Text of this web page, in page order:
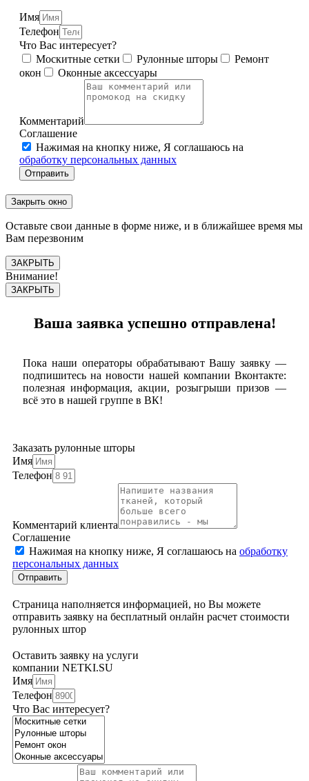
Имя
Телефон
Что Вас интересует?
Москитные сетки
Рулонные шторы
Ремонт
окон
Оконные аксессуары
Комментарий
Соглашение
Нажимая на кнопку ниже, Я соглашаюсь на
обработку персональных данных
Отправить
Закрыть окно
Оставьте свои данные в форме ниже, и в ближайшее время мы
Вам перезвоним
ЗАКРЫТЬ
Внимание!
ЗАКРЫТЬ
Ваша заявка успешно отправлена!
Пока наши операторы обрабатывают Вашу заявку —
подпишитесь на новости нашей компании Вконтакте:
полезная информация, акции, розыгрыши призов —
всё это в нашей группе в ВК!
Заказать рулонные шторы
Имя
Телефон
Комментарий клиента
Соглашение
Нажимая на кнопку ниже, Я соглашаюсь на обработку
персональных данных
Отправить
Страница наполняется информацией, но Вы можете
отправить заявку на бесплатный онлайн расчет стоимости
рулонных штор
Оставить заявку на услуги
компании NETKI.SU
Имя
Телефон
Что Вас интересует?